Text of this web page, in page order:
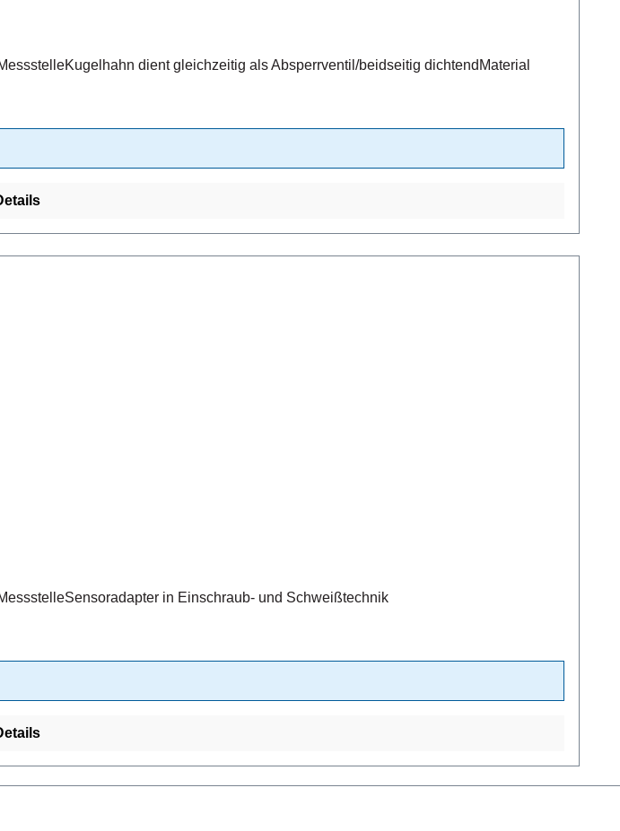
dient gleichzeitig als Absperrventil/beidseitig dichtendMaterial
in Einschraub- und Schweißtechnik